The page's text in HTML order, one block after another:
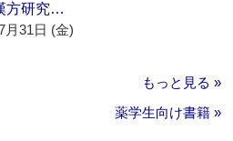
方研究…
月31日 (金)
もっと見る »
薬学生向け書籍 »